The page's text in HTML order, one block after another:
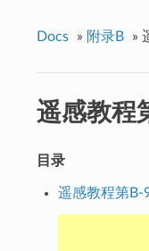
Docs » 附录B »
遥感教程
目录
遥感教程第B-